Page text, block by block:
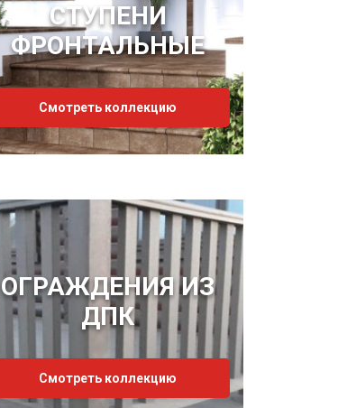
СТУПЕНИ
ФРОНТАЛЬНЫЕ
Смотреть коллекцию
ОГРАЖДЕНИЯ ИЗ
ДПК
Смотреть коллекцию